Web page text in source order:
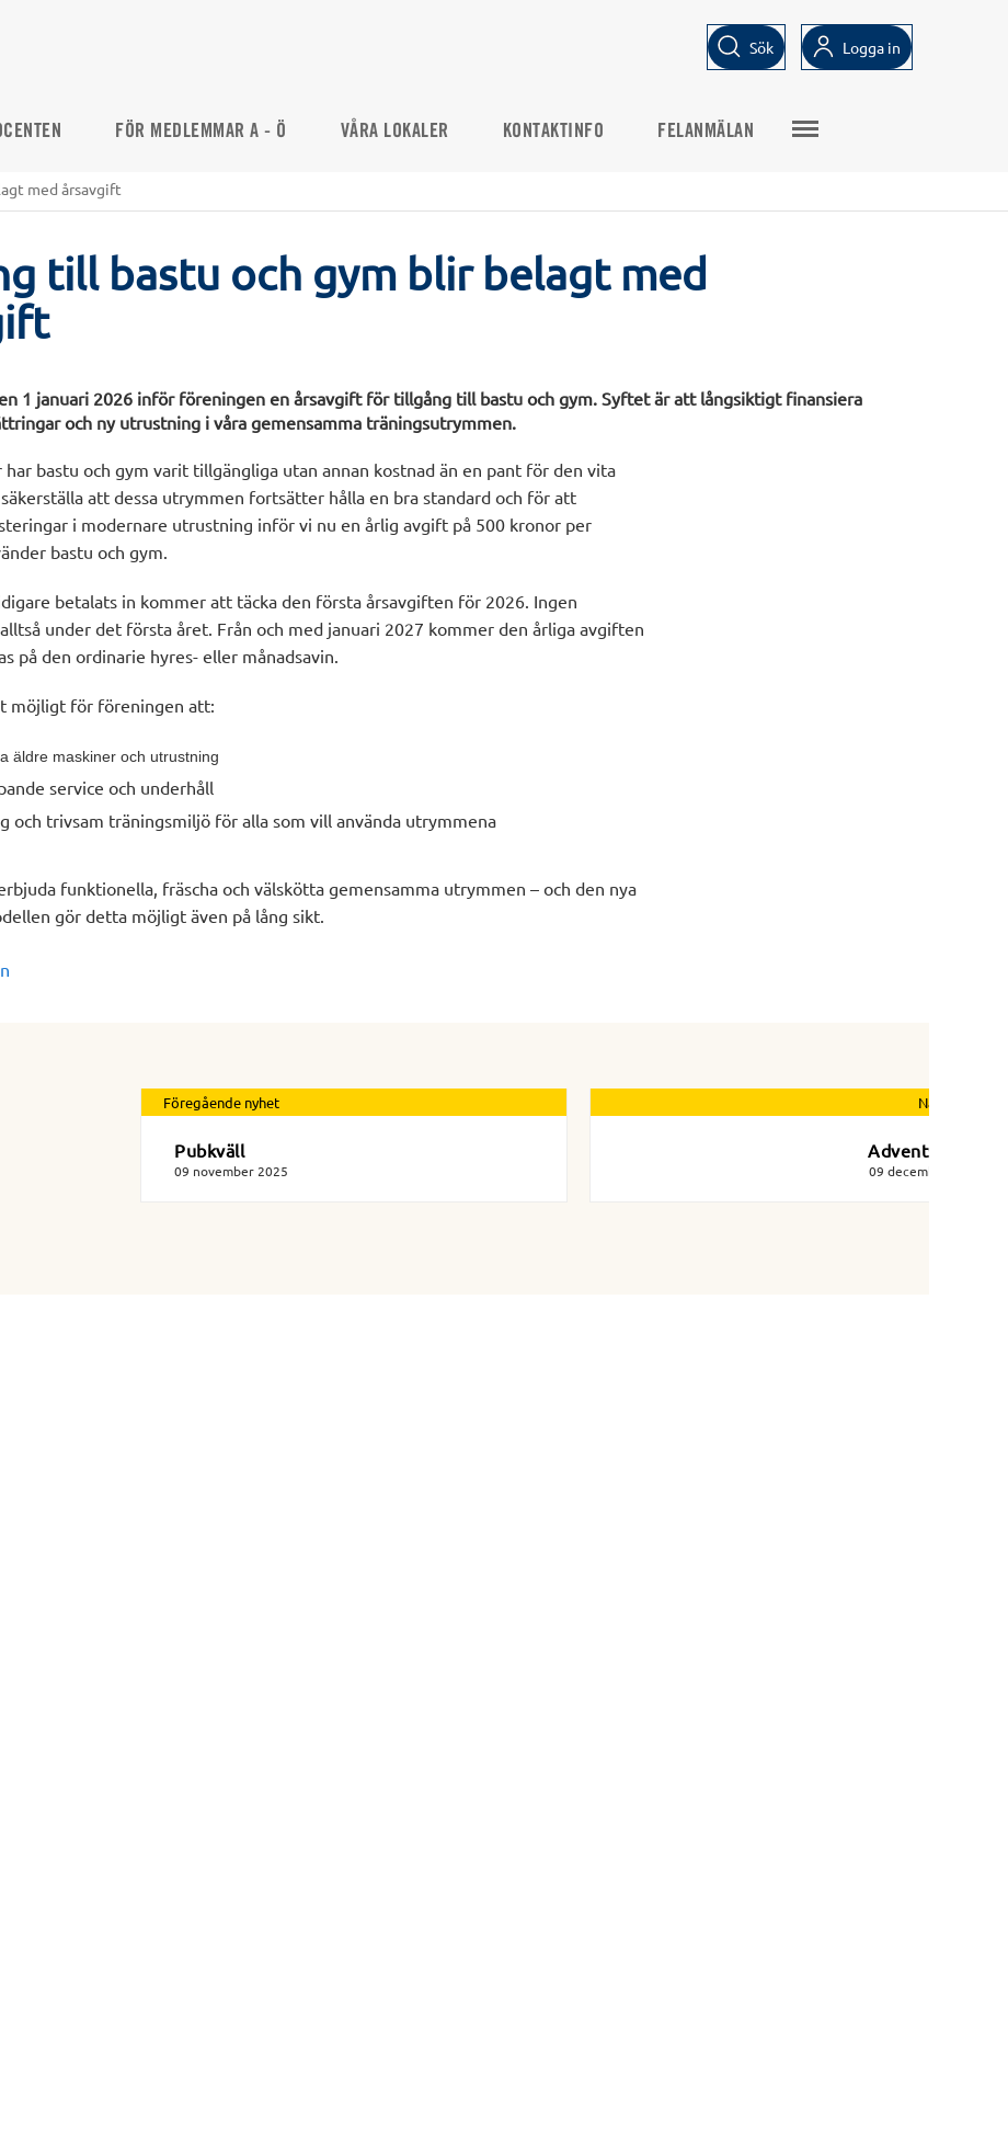
Sök Logga in
FÖR MEDLEMMAR A - Ö VÅRA LOKALER KONTAKTINFO FELANMÄLAN
med årsavgift
till bastu och gym blir belagt med
1 januari 2026 inför föreningen en årsavgift för tillgång till bastu och gym. Syftet är att långsiktigt finansiera
och ny utrustning i våra gemensamma träningsutrymmen.
har bastu och gym varit tillgängliga utan annan kostnad än en pant för den vita
att dessa utrymmen fortsätter hålla en bra standard och för att
i modernare utrustning inför vi nu en årlig avgift på 500 kronor per
bastu och gym.
betalats in kommer att täcka den första årsavgiften för 2026. Ingen
under det första året. Från och med januari 2027 kommer den årliga avgiften
på den ordinarie hyres- eller månadsavin.
möjligt för föreningen att:
äldre maskiner och utrustning
service och underhåll
och trivsam träningsmiljö för alla som vill använda utrymmena
funktionella, fräscha och välskötta gemensamma utrymmen – och den nya
gör detta möjligt även på lång sikt.
Föregående nyhet
Pubkväll
09 november 2025
Nästa nyhet
Adventsglögg
09 december 2025